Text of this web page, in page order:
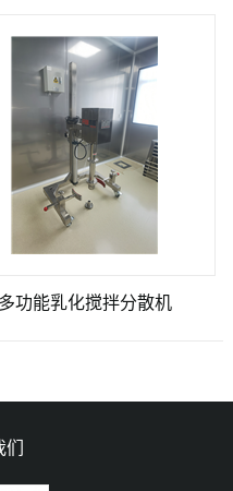
能乳化搅拌分散机